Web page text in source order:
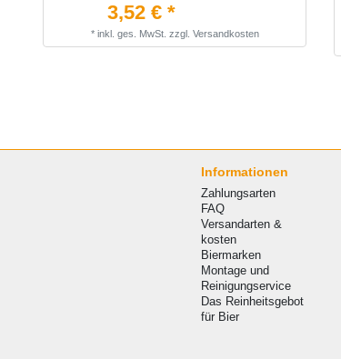
3,52 € *
* inkl. ges. MwSt. zzgl. Versandkosten
Informationen
Zahlungsarten
FAQ
Versandarten &
kosten
Biermarken
Montage und
Reinigungservice
Das Reinheitsgebot
für Bier